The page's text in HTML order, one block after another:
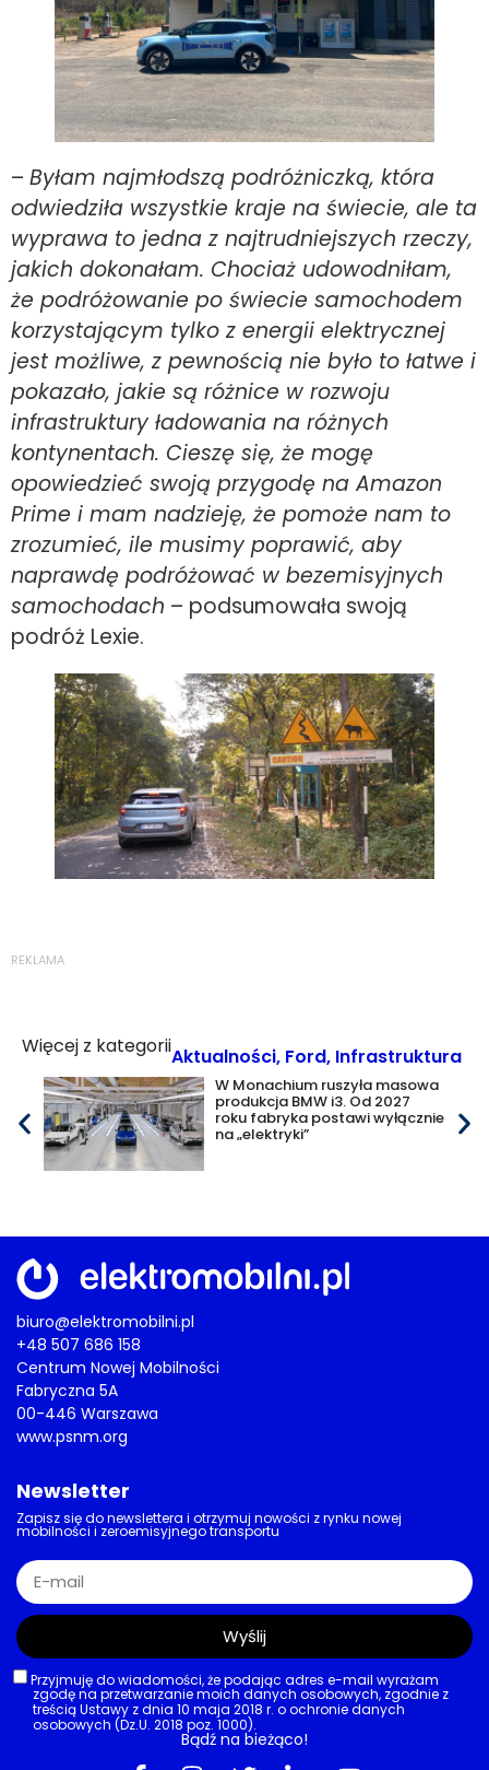
– Byłam najmłodszą podróżniczką, która
odwiedziła wszystkie kraje na świecie, ale ta
wyprawa to jedna z najtrudniejszych rzeczy,
jakich dokonałam. Chociaż udowodniłam,
że podróżowanie po świecie samochodem
korzystającym tylko z energii elektrycznej
jest możliwe, z pewnością nie było to łatwe i
pokazało, jakie są różnice w rozwoju
infrastruktury ładowania na różnych
kontynentach. Cieszę się, że mogę
opowiedzieć swoją przygodę na Amazon
Prime i mam nadzieję, że pomoże nam to
zrozumieć, ile musimy poprawić, aby
naprawdę podróżować w bezemisyjnych
samochodach – podsumowała swoją
podróż Lexie.
REKLAMA
Więcej z kategoriiAktualności, Ford, Infrastruktura
W Monachium ruszyła masowa
produkcja BMW i3. Od 2027
roku fabryka postawi wyłącznie
na „elektryki”
biuro@elektromobilni.pl
+48 507 686 158
Centrum Nowej Mobilności
Fabryczna 5A
00-446 Warszawa
www.psnm.org
Newsletter
Zapisz się do newslettera i otrzymuj nowości z rynku nowej
mobilności i zeroemisyjnego transportu
Przyjmuję do wiadomości, że podając adres e-mail wyrażam
zgodę na przetwarzanie moich danych osobowych, zgodnie z
treścią Ustawy z dnia 10 maja 2018 r. o ochronie danych
osobowych (Dz.U. 2018 poz. 1000).
Wyślij
Bądź na bieżąco!